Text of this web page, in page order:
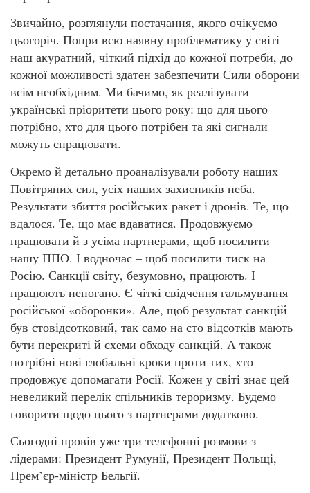
Звичайно, розглянули постачання, якого очікуємо
цьогоріч. Попри всю наявну проблематику у світі
наш акуратний, чіткий підхід до кожної потреби, до
кожної можливості здатен забезпечити Сили оборони
всім необхідним. Ми бачимо, як реалізувати
українські пріоритети цього року: що для цього
потрібно, хто для цього потрібен та які сигнали
можуть спрацювати.
Окремо й детально проаналізували роботу наших
Повітряних сил, усіх наших захисників неба.
Результати збиття російських ракет і дронів. Те, що
вдалося. Те, що має вдаватися. Продовжуємо
працювати й з усіма партнерами, щоб посилити
нашу ППО. І водночас – щоб посилити тиск на
Росію. Санкції світу, безумовно, працюють. І
працюють непогано. Є чіткі свідчення гальмування
російської «оборонки». Але, щоб результат санкцій
був стовідсотковий, так само на сто відсотків мають
бути перекриті й схеми обходу санкцій. А також
потрібні нові глобальні кроки проти тих, хто
продовжує допомагати Росії. Кожен у світі знає цей
невеликий перелік спільників тероризму. Будемо
говорити щодо цього з партнерами додатково.
Сьогодні провів уже три телефонні розмови з
лідерами: Президент Румунії, Президент Польщі,
Прем’єр-міністр Бельгії.